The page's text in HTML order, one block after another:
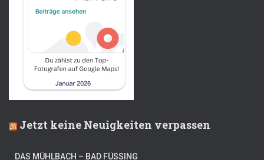
Jetzt keine Neuigkeiten verpassen
DAS MÜHLBACH – BAD FÜSSING